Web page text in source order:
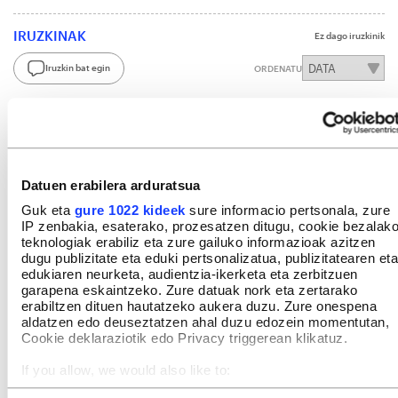
Datuen erabilera arduratsua
Guk eta gure 1022 kideek sure informacio pertsonala, zure
IP zenbakia, esaterako, prozesatzen ditugu, cookie bezalako
teknologiak erabiliz eta zure gailuko informazioak azitzen
dugu publizitate eta eduki pertsonalizatua, publizitatearen eta
edukiaren neurketa, audientzia-ikerketa eta zerbitzuen
garapena eskaintzeko. Zure datuak nork eta zertarako
erabiltzen dituen hautatzeko aukera duzu. Zure onespena
aldatzen edo deuseztatzen ahal duzu edozein momentutan,
Cookie deklaraziotik edo Privacy triggerean klikatuz.
If you allow, we would also like to:
Collect information about your geographical location
IRUZKINAK Ez dago iruzkinik
Iruzkin bat egin ORDENATU